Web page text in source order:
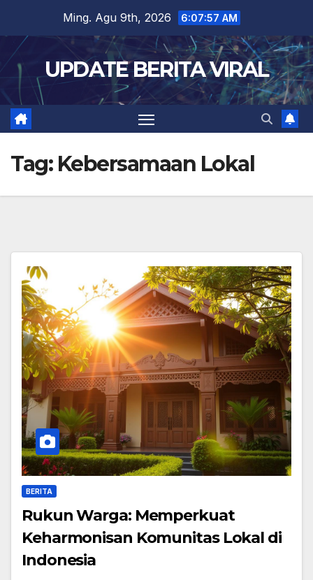
content
Ming. Agu 9th, 2026 6:07:57 AM
UPDATE BERITA VIRAL
Tag: Kebersamaan Lokal
BERITA
Rukun Warga: Memperkuat
Keharmonisan Komunitas Lokal di
Indonesia